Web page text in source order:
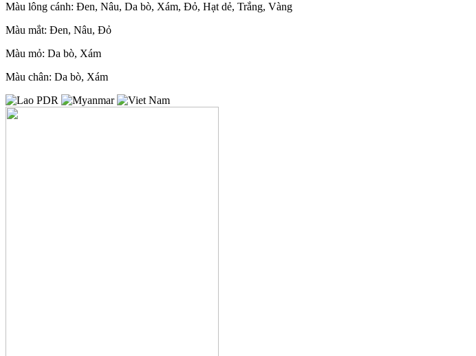
Màu lông cánh: Đen, Nâu, Da bò, Xám, Đỏ, Hạt dẻ, Trắng, Vàng
Màu mắt: Đen, Nâu, Đỏ
Màu mỏ: Da bò, Xám
Màu chân: Da bò, Xám